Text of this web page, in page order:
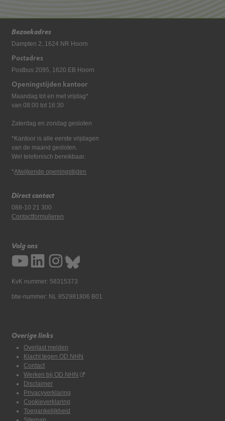
Bezoekadres
Dampten 2, 1624 NR Hoorn
Postadres
Postbus 2095, 1620 EB Hoorn
Openingstijden kantoor
Maandag tot en met vrijdag*
van 08:00 tot 16:30
Zaterdag en zondag gesloten
*Kantoor is alle eerste vrijdagen
van de maand gesloten.
Wel telefonisch bereikbaar.
*Afwijkende openingstijden
Direct contact
088-10 21 300
Contactformulieren
Volg ons
KvK nummer: 58315373
btw-nummer: NL 852981806 B01
Overige links
Overlast melden
Klacht tegen OD NHN
Contact
Werken bij OD NHN
Disclaimer
Privacyverklaring
Cookieverklaring
Toegankelijkheid